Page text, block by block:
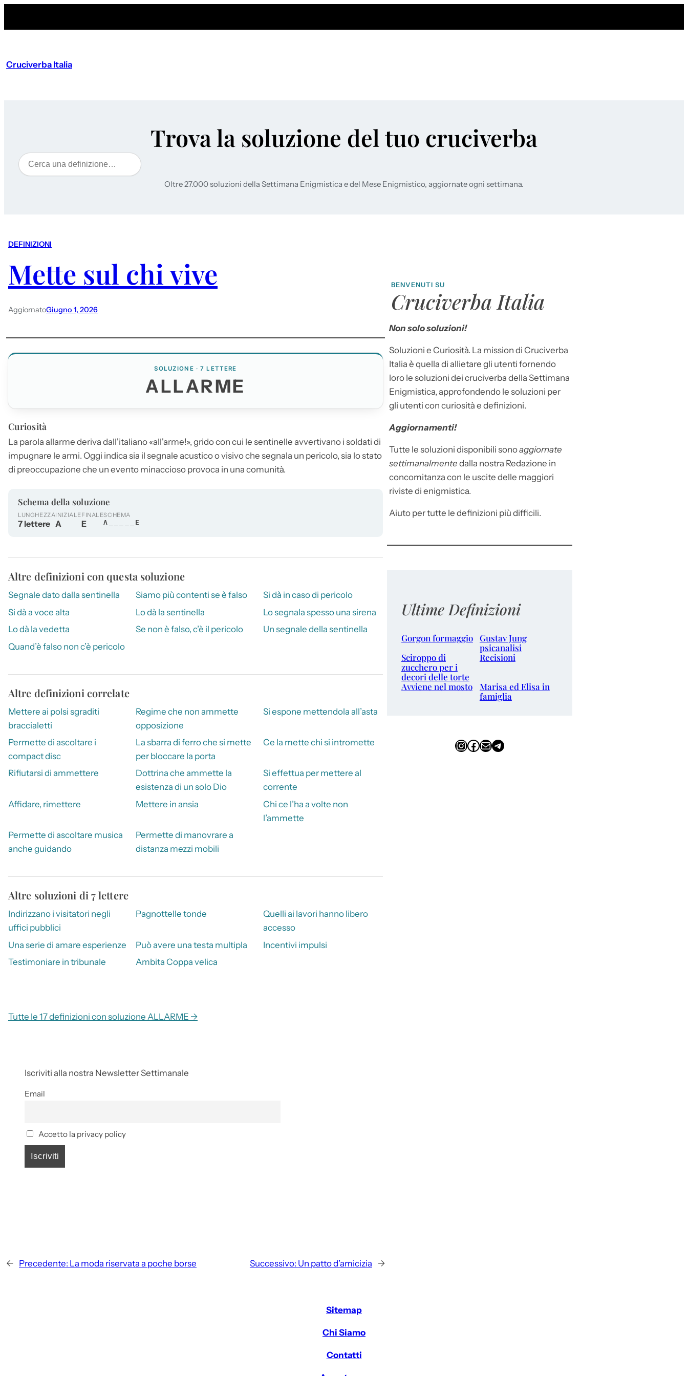
Cruciverba Italia
Trova la soluzione del tuo cruciverba
Cerca
Oltre 27.000 soluzioni della Settimana Enigmistica e del Mese Enigmistico, aggiornate ogni settimana.
DEFINIZIONI
Mette sul chi vive
AggiornatoGiugno 1, 2026
SOLUZIONE · 7 LETTERE
ALLARME
Curiosità
La parola allarme deriva dall'italiano «all'arme!», grido con cui le sentinelle avvertivano i soldati di
impugnare le armi. Oggi indica sia il segnale acustico o visivo che segnala un pericolo, sia lo stato
di preoccupazione che un evento minaccioso provoca in una comunità.
Schema della soluzione
LUNGHEZZA
7 lettere
INIZIALE
A
FINALE
E
SCHEMA
A_____E
Altre definizioni con questa soluzione
Segnale dato dalla sentinella Siamo più contenti se è falso
Si dà in caso di pericolo
Si dà a voce alta
Lo dà la sentinella
Lo segnala spesso una sirena
Lo dà la vedetta
Se non è falso, c’è il pericolo
Un segnale della sentinella
Quand’è falso non c’è pericolo
Altre definizioni correlate
Mettere ai polsi sgraditi
braccialetti
Regime che non ammette
opposizione
Si espone mettendola all’asta
Permette di ascoltare i
compact disc
La sbarra di ferro che si mette
per bloccare la porta
Ce la mette chi si intromette
Rifiutarsi di ammettere
Dottrina che ammette la
esistenza di un solo Dio
Si effettua per mettere al
corrente
Affidare, rimettere
Mettere in ansia
Chi ce l’ha a volte non
l’ammette
Permette di ascoltare musica
anche guidando
Permette di manovrare a
distanza mezzi mobili
Altre soluzioni di 7 lettere
Indirizzano i visitatori negli
uffici pubblici
Pagnottelle tonde
Quelli ai lavori hanno libero
accesso
Una serie di amare esperienze
Può avere una testa multipla
Incentivi impulsi
Testimoniare in tribunale
Ambita Coppa velica
Tutte le 17 definizioni con soluzione ALLARME →
Iscriviti alla nostra Newsletter Settimanale
Email
Accetto la privacy policy
← Precedente: La moda riservata a poche borse Successivo: Un patto d’amicizia →
BENVENUTI SU
Cruciverba Italia
Non solo soluzioni!
Soluzioni e Curiosità. La mission di Cruciverba
Italia è quella di allietare gli utenti fornendo
loro le soluzioni dei cruciverba della Settimana
Enigmistica, approfondendo le soluzioni per
gli utenti con curiosità e definizioni.
Aggiornamenti!
Tutte le soluzioni disponibili sonoaggiornate
settimanalmente dalla nostra Redazione in
concomitanza con le uscite delle maggiori
riviste di enigmistica.
Aiuto per tutte le definizioni più difficili.
Ultime Definizioni
Gorgon formaggio Gustav Jung
psicanalisi
Sciroppo di
zucchero per i
decori delle torte
Recisioni
Avviene nel mosto
Marisa ed Elisa in
famiglia
InstagramFacebook Email Telegram
Sitemap
Chi Siamo
Contatti